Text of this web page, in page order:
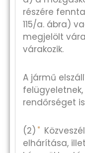
részére
115/a. ábra)
megjelölt
várakozik.
A jármű
rendőrséget
(2) *
elhárítása,